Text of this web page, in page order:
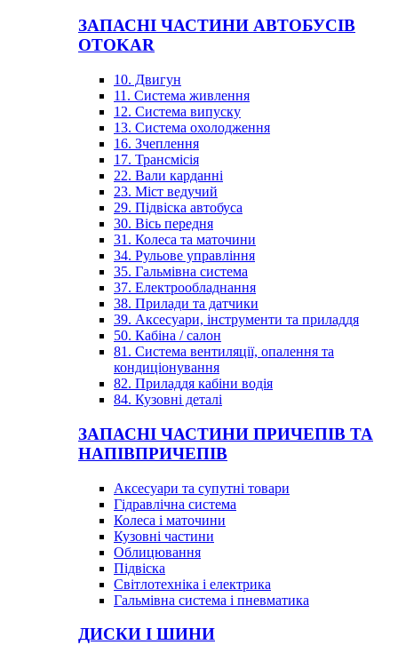
ЗАПАСНІ ЧАСТИНИ АВТОБУСІВ
OTOKAR
10. Двигун
11. Система живлення
12. Система випуску
13. Система охолодження
16. Зчеплення
17. Трансмісія
22. Вали карданні
23. Міст ведучий
29. Підвіска автобуса
30. Вісь передня
31. Колеса та маточини
34. Рульове управління
35. Гальмівна система
37. Електрообладнання
38. Прилади та датчики
39. Аксесуари, інструменти та приладдя
50. Кабіна / салон
81. Система вентиляції, опалення та
кондиціонування
82. Приладдя кабіни водія
84. Кузовні деталі
ЗАПАСНІ ЧАСТИНИ ПРИЧЕПІВ ТА
НАПІВПРИЧЕПІВ
Аксесуари та супутні товари
Гідравлічна система
Колеса і маточини
Кузовні частини
Облицювання
Підвіска
Світлотехніка і електрика
Гальмівна система і пневматика
ДИСКИ І ШИНИ